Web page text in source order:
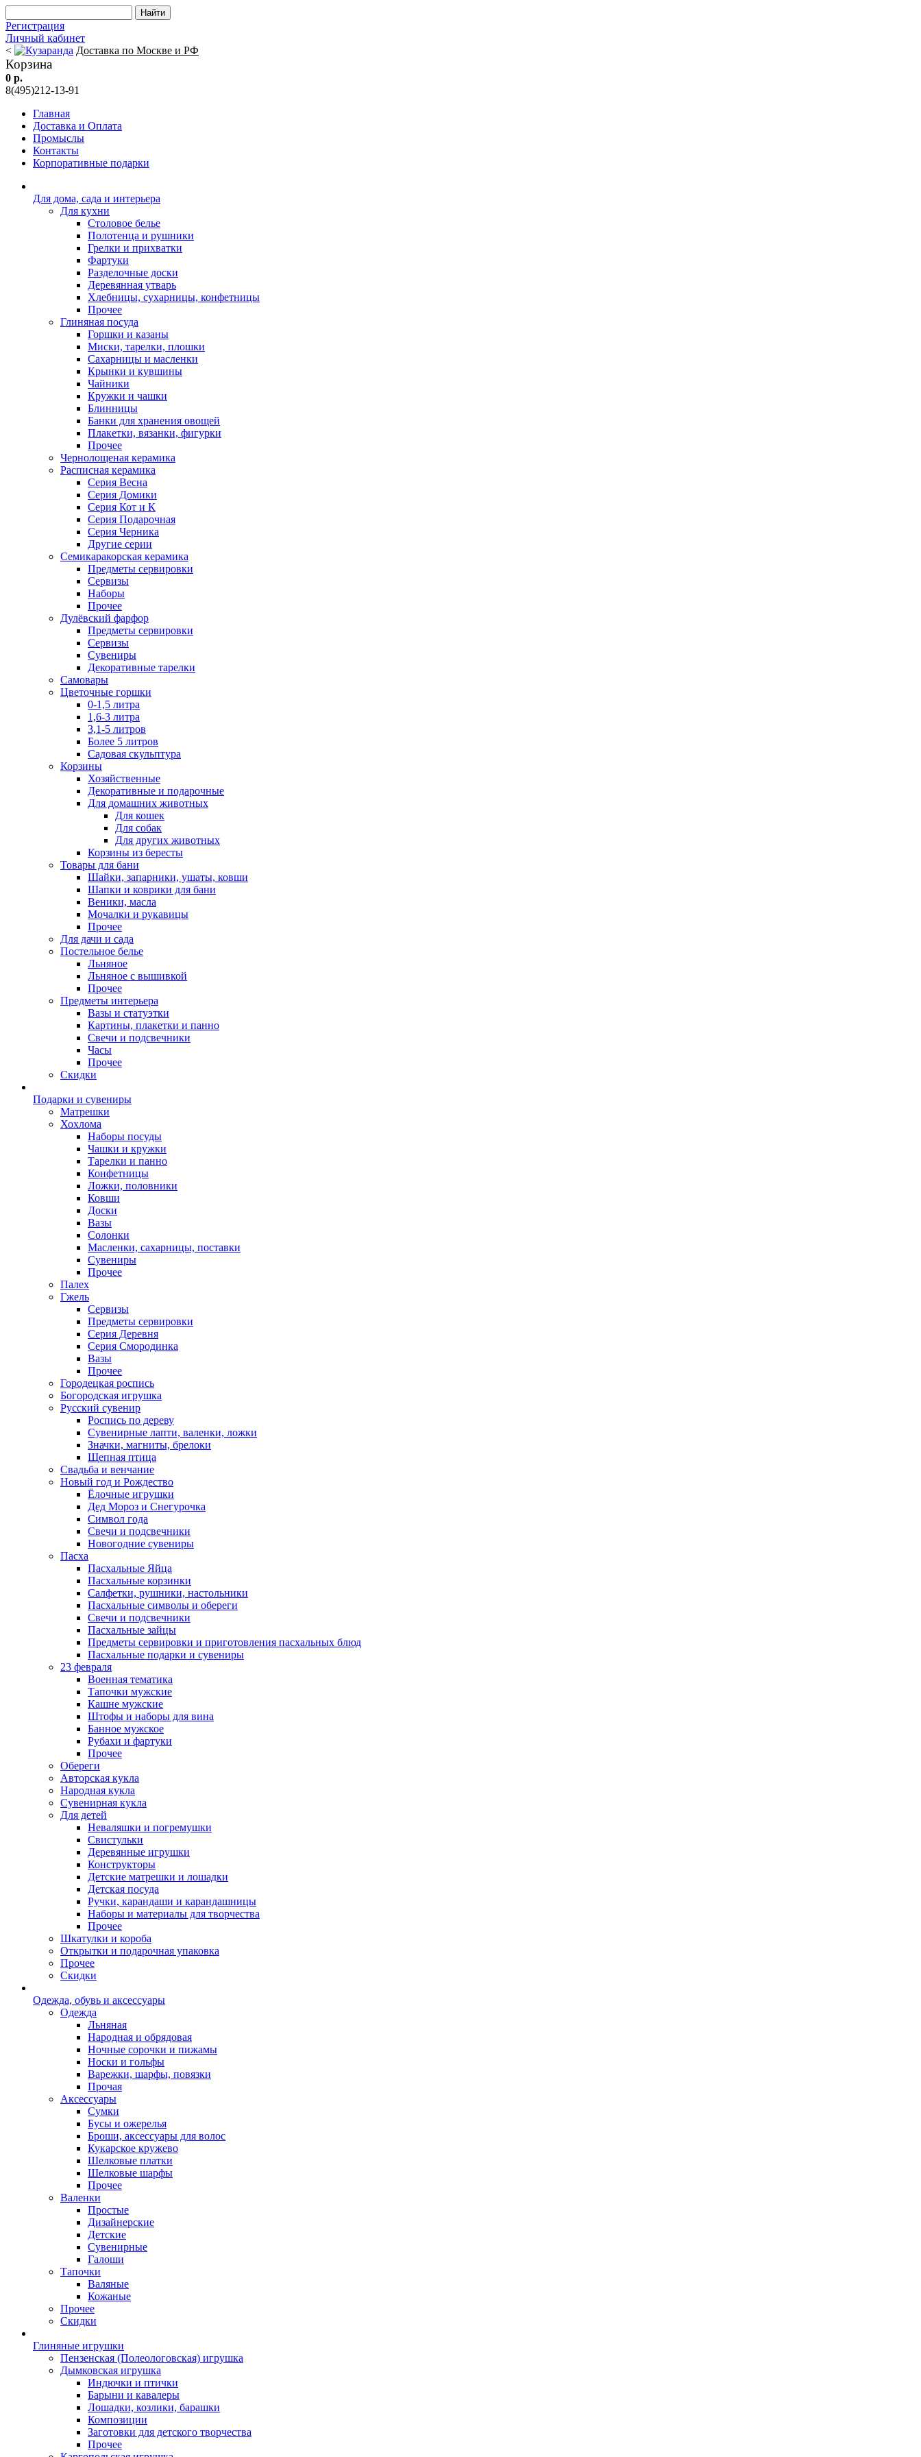
Регистрация
Личный кабинет
<
Доставка по Москве и РФ
Корзина
0 р.
8(495)212-13-91
Главная
Доставка и Оплата
Промыслы
Контакты
Корпоративные подарки
Для дома, сада и интерьера
Для кухни
Столовое белье
Полотенца и рушники
Грелки и прихватки
Фартуки
Разделочные доски
Деревянная утварь
Хлебницы, сухарницы, конфетницы
Прочее
Глиняная посуда
Горшки и казаны
Миски, тарелки, плошки
Сахарницы и масленки
Крынки и кувшины
Чайники
Кружки и чашки
Блинницы
Банки для хранения овощей
Плакетки, вязанки, фигурки
Прочее
Чернолощеная керамика
Расписная керамика
Серия Весна
Серия Домики
Серия Кот и К
Серия Подарочная
Серия Черника
Другие серии
Семикаракорская керамика
Предметы сервировки
Сервизы
Наборы
Прочее
Дулёвский фарфор
Предметы сервировки
Сервизы
Сувениры
Декоративные тарелки
Самовары
Цветочные горшки
0-1,5 литра
1,6-3 литра
3,1-5 литров
Более 5 литров
Садовая скульптура
Корзины
Хозяйственные
Декоративные и подарочные
Для домашних животных
Для кошек
Для собак
Для других животных
Корзины из бересты
Товары для бани
Шайки, запарники, ушаты, ковши
Шапки и коврики для бани
Веники, масла
Мочалки и рукавицы
Прочее
Для дачи и сада
Постельное белье
Льняное
Льняное с вышивкой
Прочее
Предметы интерьера
Вазы и статуэтки
Картины, плакетки и панно
Свечи и подсвечники
Часы
Прочее
Скидки
Подарки и сувениры
Матрешки
Хохлома
Наборы посуды
Чашки и кружки
Тарелки и панно
Конфетницы
Ложки, половники
Ковши
Доски
Вазы
Солонки
Масленки, сахарницы, поставки
Сувениры
Прочее
Палех
Гжель
Сервизы
Предметы сервировки
Серия Деревня
Серия Смородинка
Вазы
Прочее
Городецкая роспись
Богородская игрушка
Русский сувенир
Роспись по дереву
Сувенирные лапти, валенки, ложки
Значки, магниты, брелоки
Щепная птица
Свадьба и венчание
Новый год и Рождество
Ёлочные игрушки
Дед Мороз и Снегурочка
Символ года
Свечи и подсвечники
Новогодние сувениры
Пасха
Пасхальные Яйца
Пасхальные корзинки
Салфетки, рушники, настольники
Пасхальные символы и обереги
Свечи и подсвечники
Пасхальные зайцы
Предметы сервировки и приготовления пасхальных блюд
Пасхальные подарки и сувениры
23 февраля
Военная тематика
Тапочки мужские
Кашне мужские
Штофы и наборы для вина
Банное мужское
Рубахи и фартуки
Прочее
Обереги
Авторская кукла
Народная кукла
Сувенирная кукла
Для детей
Неваляшки и погремушки
Свистульки
Деревянные игрушки
Конструкторы
Детские матрешки и лошадки
Детская посуда
Ручки, карандаши и карандашницы
Наборы и материалы для творчества
Прочее
Шкатулки и короба
Открытки и подарочная упаковка
Прочее
Скидки
Одежда, обувь и аксессуары
Одежда
Льняная
Народная и обрядовая
Ночные сорочки и пижамы
Носки и гольфы
Варежки, шарфы, повязки
Прочая
Аксессуары
Сумки
Бусы и ожерелья
Броши, аксессуары для волос
Кукарское кружево
Шелковые платки
Шелковые шарфы
Прочее
Валенки
Простые
Дизайнерские
Детские
Сувенирные
Галоши
Тапочки
Валяные
Кожаные
Прочее
Скидки
Глиняные игрушки
Пензенская (Полеологовская) игрушка
Дымковская игрушка
Индючки и птички
Барыни и кавалеры
Лошадки, козлики, барашки
Композиции
Заготовки для детского творчества
Прочее